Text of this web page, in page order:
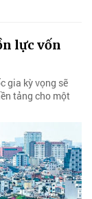
lực vốn
gia kỳ vọng sẽ
tảng cho một